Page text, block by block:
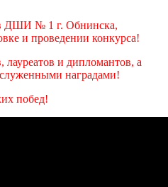
ДШИ № 1 г. Обнинска,
и проведении конкурса!
лауреатов и дипломантов, а
наградами!
побед!